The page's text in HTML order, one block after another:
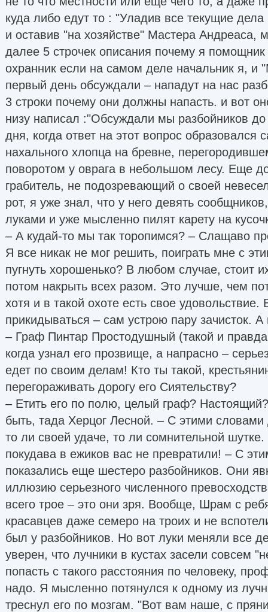
куда либо едут то : "Уладив все текущие
и оставив "на хозяйстве" Мастера Андреаса,
далее 5 строчек описания почему я
охранник если на самом деле начальник я,
первый день обсуждали – нападут на нас
3 строки почему они должны напасть. и вот
низу написал :"Обсуждали мы разбойников
дня, когда ответ на этот вопрос образовался
нахального хлопца на бревне,
поворотом у оврага в небольшом лесу. Еще
грабитель, не подозревающий о своей
рот, я уже знал, что у него девять
луками и уже мысленно пилят карету на
– А кудай-то мы так торопимся? – Слащаво
Я все никак не мог решить, поиграть мне с
пугнуть хорошенько? В любом случае, стоит
потом накрыть всех разом. Это лучше, чем
хотя и в такой охоте есть свое удовольствие.
прикидываться – сам устрою пару зачисток. А
– Граф Пинтар Простодушный (такой и
когда узнал его прозвище, а напрасно –
едет по своим делам! Кто ты такой,
перегораживать дорогу его Сиятельству?
– Етить его по полю, целый граф?
быть, тада Херцог Лесной. – С этими словами
то ли своей удаче, то ли сомнительной
покудава в ежиков вас не превратили! – С
показались еще шестеро разбойников. Они
иллюзию серьезного численного
всего трое – это они зря. Вообще, Шрам с
красавцев даже семеро на троих и не
был у разбойников. Но вот луки меняли все
уверен, что лучники в кустах засели совсем
попасть с такого расстояния по человеку,
надо. Я мысленно потянулся к одному из
треснул его по мозгам. "Вот вам наше, с